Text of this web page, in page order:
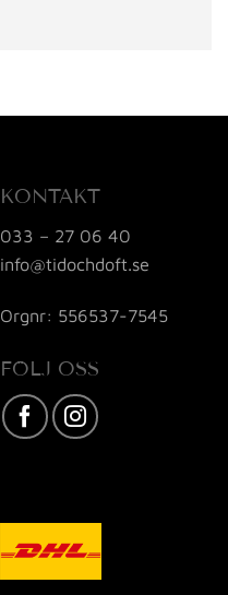
KONTAKT
033 – 27 06 40
info@tidochdoft.se
Orgnr: 556537-7545
FÖLJ OSS